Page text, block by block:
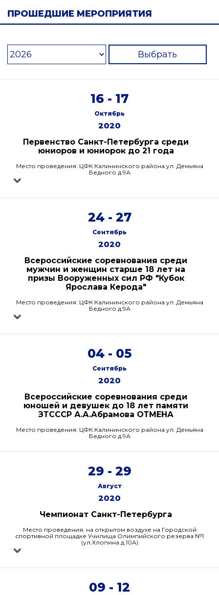
ПРОШЕДШИЕ МЕРОПРИЯТИЯ
Выбрать
16 - 17
Октябрь
2020
Первенство Санкт-Петербурга среди
юниоров и юниорок до 21 года
Место проведения: ЦФК Калининского района ул. Демьяна
Бедного д.9А
24 - 27
Сентябрь
2020
Всероссийские соревнования среди
мужчин и женщин старше 18 лет на
призы Вооруженных сил РФ "Кубок
Ярослава Керода"
Место проведения: ЦФК Калининского района ул. Демьяна
Бедного д.9А
04 - 05
Сентябрь
2020
Всероссийские соревнования среди
юношей и девушек до 18 лет памяти
ЗТСССР А.А.Абрамова ОТМЕНА
Место проведения: ЦФК Калининского района ул. Демьяна
Бедного д.9А
29 - 29
Август
2020
Чемпионат Санкт-Петербурга
Место проведения: на открытом воздухе на Городской
спортивной площадке Училища Олимпийского резерва №1
(ул.Хлопина д.10А)
09 - 12